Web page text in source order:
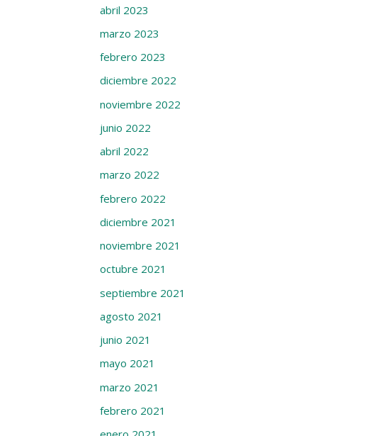
abril 2023
marzo 2023
febrero 2023
diciembre 2022
noviembre 2022
junio 2022
abril 2022
marzo 2022
febrero 2022
diciembre 2021
noviembre 2021
octubre 2021
septiembre 2021
agosto 2021
junio 2021
mayo 2021
marzo 2021
febrero 2021